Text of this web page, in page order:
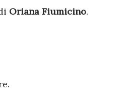
Oriana Fiumicino.